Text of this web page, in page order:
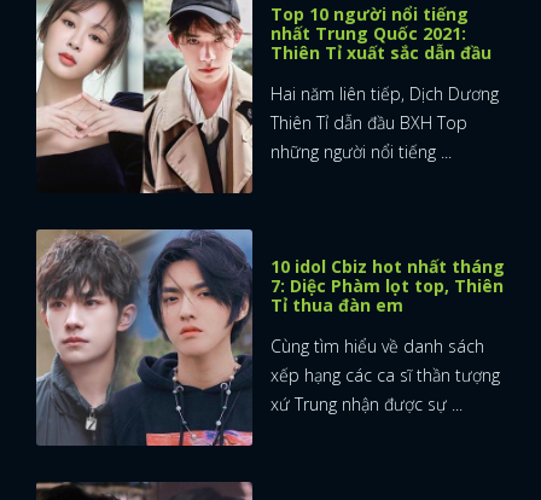
Top 10 người nổi tiếng
nhất Trung Quốc 2021:
Thiên Tỉ xuất sắc dẫn đầu
Hai năm liên tiếp, Dịch Dương
Thiên Tỉ dẫn đầu BXH Top
những người nổi tiếng ...
10 idol Cbiz hot nhất tháng
7: Diệc Phàm lọt top, Thiên
Tỉ thua đàn em
Cùng tìm hiểu về danh sách
xếp hạng các ca sĩ thần tượng
xứ Trung nhận được sự ...